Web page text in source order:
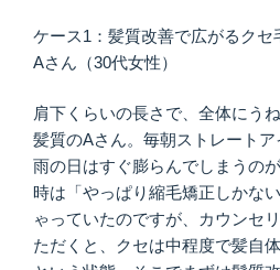
ケース1：髪質改善で広がるクセ
Aさん（30代女性）
肩下くらいの長さで、全体にう
髪質のAさん。毎朝ストレートア
雨の日はすぐ膨らんでしまうの
時は「やっぱり縮毛矯正しかな
ゃっていたのですが、カウンセ
ただくと、クセは中程度で髪自